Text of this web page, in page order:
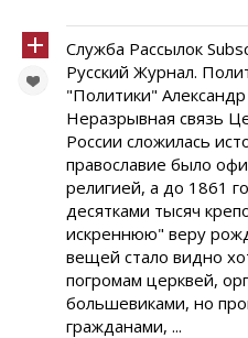
Служба Рассылок
Русский Журнал.
"Политики"
Неразрывная связь
России сложилась
православие было
религией, а до 1861
десятками тысяч
искреннюю" веру
вещей стало видно
погромам церквей,
большевиками, но
гражданами, ...